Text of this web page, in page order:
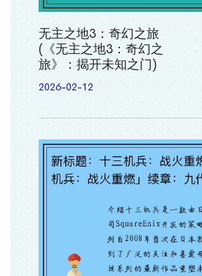
无主之地3：奇幻之旅
(《无主之地3：奇幻之
旅》：揭开未知之门)
2026-02-12